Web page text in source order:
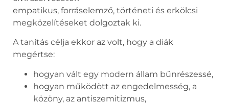
empatikus, forráselemző, történeti és erkölcsi
megközelítéseket dolgoztak ki.
A tanítás célja ekkor az volt, hogy a diák
megértse:
hogyan vált egy modern állam bűnrészessé,
hogyan működött az engedelmesség, a
közöny, az antiszemitizmus,